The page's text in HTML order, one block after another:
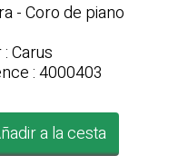
- Coro de piano
Carus
: 4000403
a la cesta